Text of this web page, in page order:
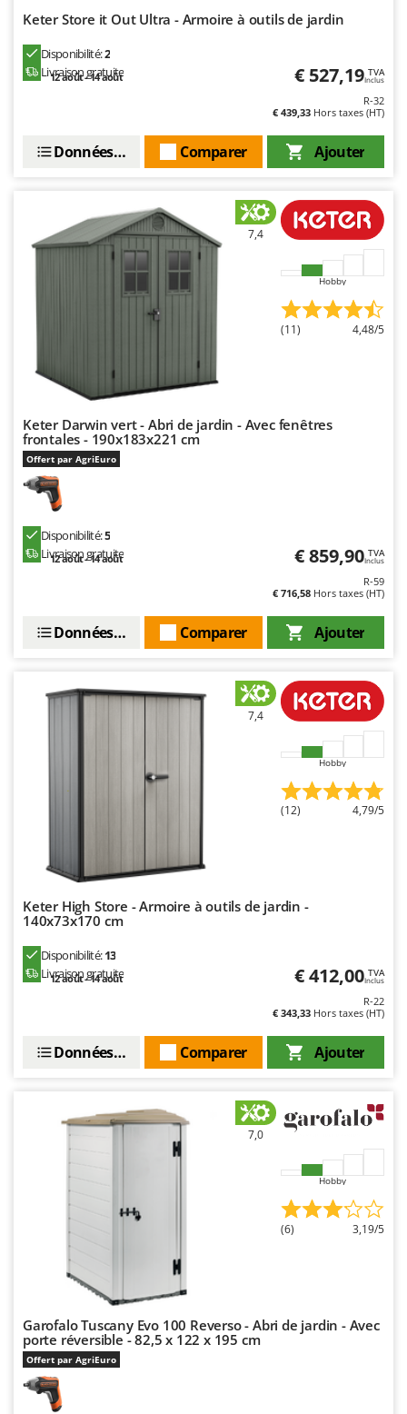
Master
Masterpro
Michelin
Mockmill
More than chef
N
New O.M.R.A.
Nilfisk
Ninja
Novatec
Novital
NuAir
Officine Savioli
Olix
Ooni
P
Palazzetti
Palumbo Pavi
Partisani
Paterlini
Pramac
R.G.V.
Rato
Reber
Redback
Resto Italia
Ribimex
Ripartrak
River Systems
Robomow
Rossofuoco
Keter Store it Out Ultra - Armoire à outils de jardin
Disponibilité:2
Livraison gratuite
12 août - 14 août € 527,19 TVA
Inclus
R-32
€ 439,33 Hors taxes (HT)
Ajouter
Comparer
Données techniques
7,4
Hobby
(11) 4,48/5
Keter Darwin vert - Abri de jardin - Avec fenêtres
frontales - 190x183x221 cm
Offert par AgriEuro
Disponibilité:5
Livraison gratuite
12 août - 14 août € 859,90 TVA
Inclus
R-59
€ 716,58 Hors taxes (HT)
Ajouter
Comparer
Données techniques
7,4
Hobby
(12) 4,79/5
Keter High Store - Armoire à outils de jardin -
140x73x170 cm
Disponibilité:13
Livraison gratuite
12 août - 14 août € 412,00 TVA
Inclus
R-22
€ 343,33 Hors taxes (HT)
Ajouter
Comparer
Données techniques
7,0
Hobby
(6) 3,19/5
Garofalo Tuscany Evo 100 Reverso - Abri de jardin - Avec
porte réversible - 82,5 x 122 x 195 cm
Offert par AgriEuro